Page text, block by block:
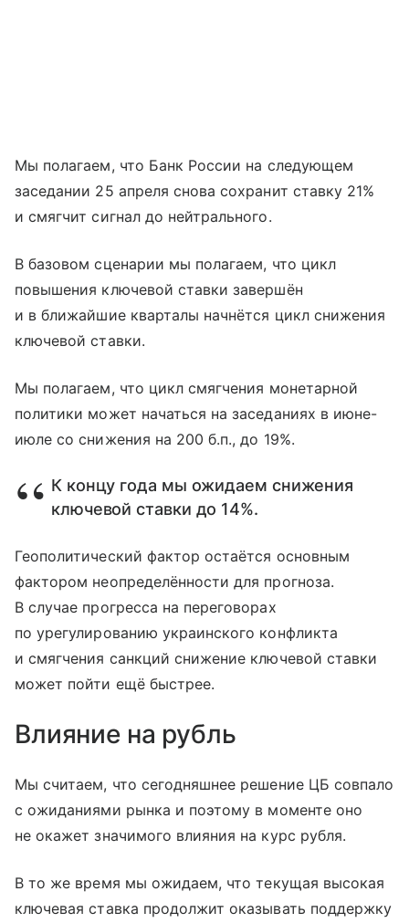
Мы полагаем, что Банк России на следующем
заседании 25 апреля снова сохранит ставку 21%
и смягчит сигнал до нейтрального.
В базовом сценарии мы полагаем, что цикл
повышения ключевой ставки завершён
и в ближайшие кварталы начнётся цикл снижения
ключевой ставки.
Мы полагаем, что цикл смягчения монетарной
политики может начаться на заседаниях в июне-
июле со снижения на 200 б.п., до 19%.
К концу года мы ожидаем снижения
ключевой ставки до 14%.
Геополитический фактор остаётся основным
фактором неопределённости для прогноза.
В случае прогресса на переговорах
по урегулированию украинского конфликта
и смягчения санкций снижение ключевой ставки
может пойти ещё быстрее.
Влияние на рубль
Мы считаем, что сегодняшнее решение ЦБ совпало
с ожиданиями рынка и поэтому в моменте оно
не окажет значимого влияния на курс рубля.
В то же время мы ожидаем, что текущая высокая
ключевая ставка продолжит оказывать поддержку